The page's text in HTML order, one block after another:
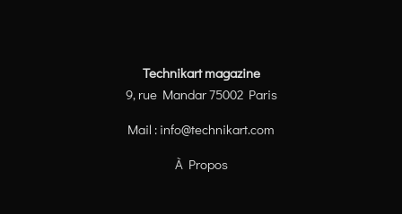
Technikart magazine
9, rue Mandar 75002 Paris
Mail : info@technikart.com
À Propos